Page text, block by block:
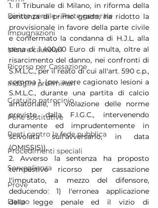
Diritto penale - Parte generale
Impugnazioni
Misure cautelari
Ricorso per Cassazione
Indagini preliminari
Gratuito patrocinio
Pene sostitutive
Reati contro la fede pubblica
Procedimenti speciali
Sorveglianza
Prove
Daspo
1. Il Tribunale di Milano, in riforma della
sentenza di primo grado, ha ridotto la
provvisionale in favore della parte civile
e confermato la condanna di H.J.L. alla
pena di 1.400,00 Euro di multa, oltre al
risarcimento del danno, nei confronti di
S.M.L.C., per il reato di cui all'art. 590 c.p.,
comma 1, (per avere cagionato lesioni a
S.M.L.C., durante una partita di calcio
amatoriale, in violazione delle norme
previste dalla F.I.G.C., intervenendo
duramente ed imprudentemente in
scivolata sull'avversario, in data
(OMISSIS)).
2. Avverso la sentenza ha proposto
tempestivo ricorso per cassazione
l'imputato, a mezzo del difensore,
deducendo: 1) l'erronea applicazione
della legge penale ed il vizio di